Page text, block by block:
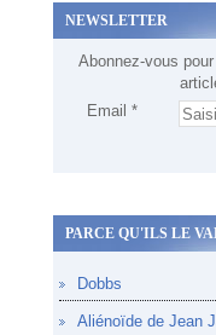
NEWSLETTER
Abonnez-vous
Email
PARCE QU'ILS LE
Dobbs
Aliénoïde de Jean